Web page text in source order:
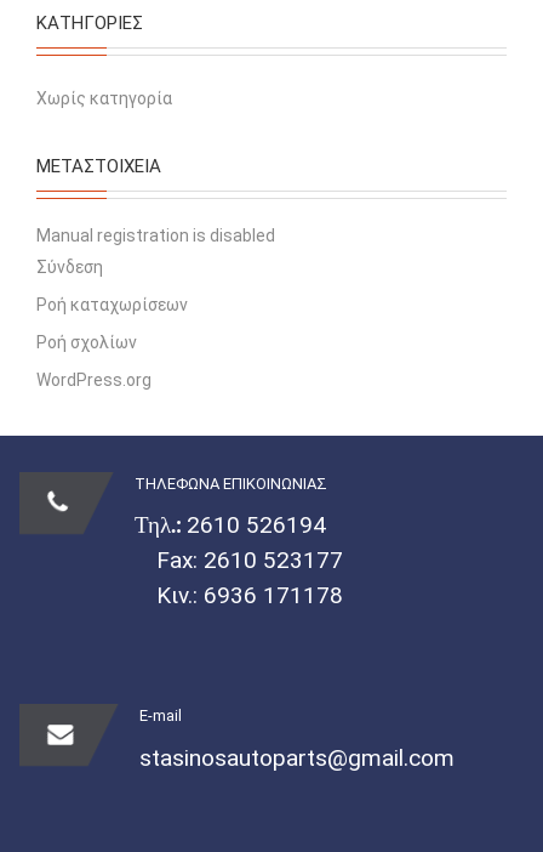
KΑΤΗΓΟΡΊΕΣ
Χωρίς κατηγορία
ΜΕΤΑΣΤΟΙΧΕΊΑ
Manual registration is disabled
Σύνδεση
Ροή καταχωρίσεων
Ροή σχολίων
WordPress.org
ΤΗΛΕΦΩΝΑ ΕΠΙΚΟΙΝΩΝΙΑΣ
Τηλ.: 2610 526194
Fax: 2610 523177
Κιν.: 6936 171178
E-mail
stasinosautoparts@gmail.com